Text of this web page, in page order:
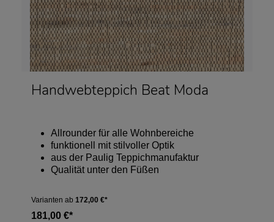
Handwebteppich Beat Moda
Allrounder für alle Wohnbereiche
funktionell mit stilvoller Optik
aus der Paulig Teppichmanufaktur
Qualität unter den Füßen
Varianten ab 172,00 €*
181,00 €*